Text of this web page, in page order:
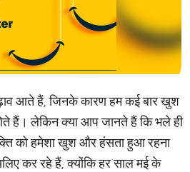
आते हैं, जिनके कारण हम कई बार खुश
हैं। लेकिन क्या आप जानते हैं कि भले ही
को हमेशा खुश और हंसता हुआ रहना
कर रहे हैं, क्योंकि हर साल मई के